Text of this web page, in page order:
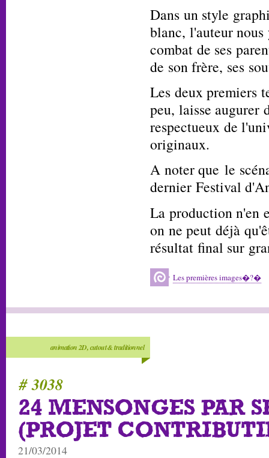
Dans un style
blanc, l'auteur
combat de ses
de son frère, ses
Les deux premiers
peu, laisse augurer
respectueux de
originaux.
A noter que le
dernier Festival
La production n'en
on ne peut déjà
résultat final sur
Les premières images�?�
animation 2D, cutout & traditionnel
# 3038
24 MENSONGES PAR
(PROJET
21/03/2014